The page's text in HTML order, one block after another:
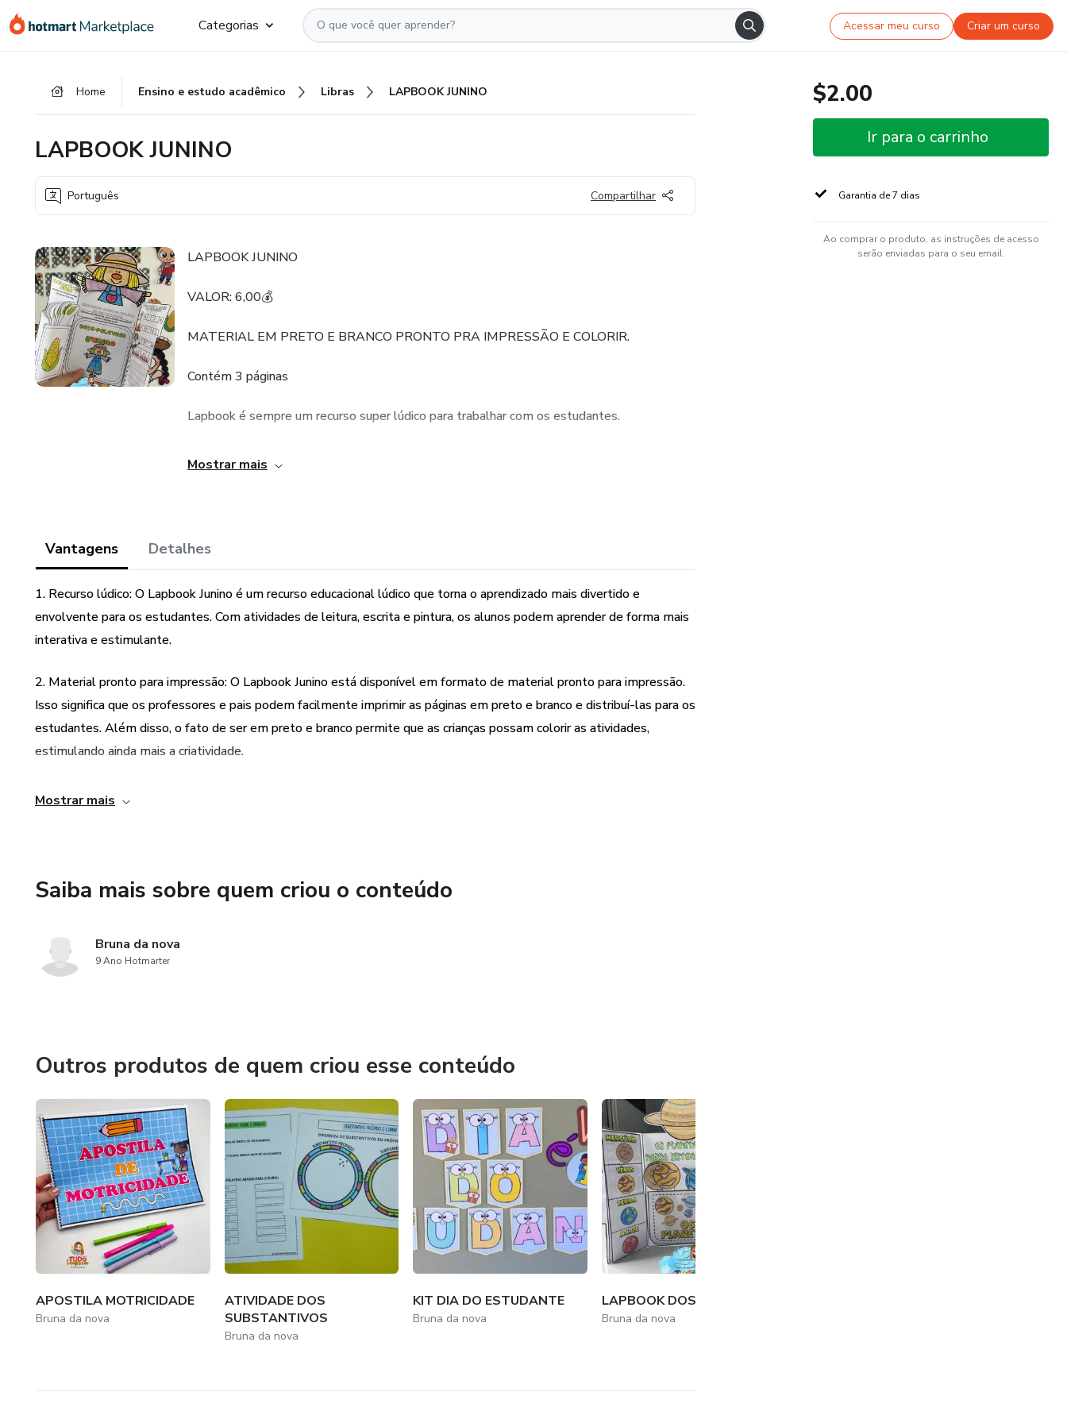
para
para
para
Categorias Acessar meu curso Criar um curso
Home Ensino e estudo acadêmico Libras LAPBOOK JUNINO
LAPBOOK JUNINO
Português Compartilhar
LAPBOOK JUNINO
VALOR: 6,00💰
MATERIAL EM PRETO E BRANCO PRONTO PRA IMPRESSÃO E COLORIR.
Contém 3 páginas
Lapbook é sempre um recurso super lúdico para trabalhar com os estudantes.
No lapbook ARRAIÁ JUNINO iremos abordar a leitura, escrita e pintura.
Mostrar mais
Vantagens Detalhes
1. Recurso lúdico: O Lapbook Junino é um recurso educacional lúdico que torna o aprendizado mais divertido e
envolvente para os estudantes. Com atividades de leitura, escrita e pintura, os alunos podem aprender de forma mais
interativa e estimulante.
2. Material pronto para impressão: O Lapbook Junino está disponível em formato de material pronto para impressão.
Isso significa que os professores e pais podem facilmente imprimir as páginas em preto e branco e distribuí-las para os
estudantes. Além disso, o fato de ser em preto e branco permite que as crianças possam colorir as atividades,
estimulando ainda mais a criatividade.
3. Abordagem multidisciplinar: O Lapbook Junino aborda diferentes áreas de conhecimento, como leitura, escrita e
Mostrar mais
Saiba mais sobre quem criou o conteúdo
Bruna da nova
9 Ano Hotmarter
Outros produtos de quem criou esse conteúdo
APOSTILA MOTRICIDADE
Bruna da nova
ATIVIDADE DOS
SUBSTANTIVOS
Bruna da nova
KIT DIA DO ESTUDANTE
Bruna da nova
LAPBOOK DOS PLANETAS
Bruna da nova
$2.00
Ir para o carrinho
Garantia de 7 dias
Ao comprar o produto, as instruções de acesso
serão enviadas para o seu email.